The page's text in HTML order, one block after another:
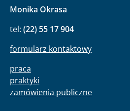
Monika Okrasa
tel: (22) 55 17 904
formularz kontaktowy
praca
praktyki
zamówienia publiczne